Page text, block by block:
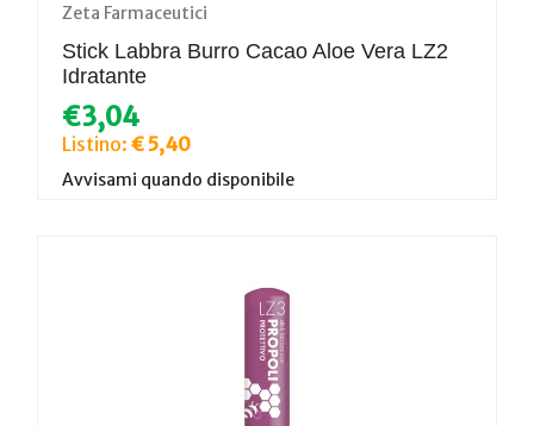
Zeta Farmaceutici
Stick Labbra Burro Cacao Aloe Vera LZ2
Idratante
€3,04
Listino: € 5,40
Avvisami quando disponibile